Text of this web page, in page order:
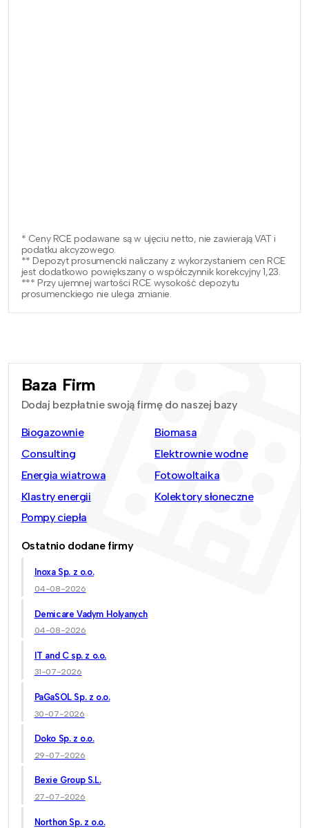
* Ceny RCE podawane są w ujęciu netto, nie zawierają VAT i
podatku akcyzowego.
** Depozyt prosumencki naliczany z wykorzystaniem cen RCE
jest dodatkowo powiększany o współczynnik korekcyjny 1,23.
*** Przy ujemnej wartości RCE wysokość depozytu
prosumenckiego nie ulega zmianie.
Baza Firm
Dodaj bezpłatnie swoją firmę do naszej bazy
Biogazownie
Biomasa
Consulting
Elektrownie wodne
Energia wiatrowa
Fotowoltaika
Klastry energii
Kolektory słoneczne
Pompy ciepła
Ostatnio dodane firmy
Inoxa Sp. z o.o.
04-08-2026
Demicare Vadym Holyanych
04-08-2026
IT and C sp. z o.o.
31-07-2026
PaGaSOL Sp. z o.o.
30-07-2026
Doko Sp. z o.o.
29-07-2026
Bexie Group S.L.
27-07-2026
Northon Sp. z o.o.